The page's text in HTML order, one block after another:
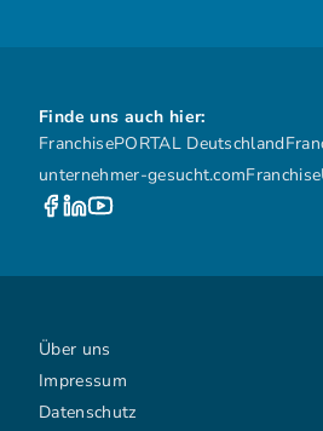
Finde uns auch hier:
FranchisePORTAL Deutschland
unternehmer-gesucht.com
Über uns
Impressum
Datenschutz